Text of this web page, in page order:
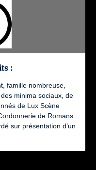
:
famille nombreuse,
minima sociaux, de
de Lux Scène
de Romans
sur présentation d’un